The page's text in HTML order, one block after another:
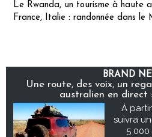
Le Rwanda, un tourisme à haute
France, Italie : randonnée dans le
BRAND
Une route, des voix, un
australien en direct
À
suivra
5 000